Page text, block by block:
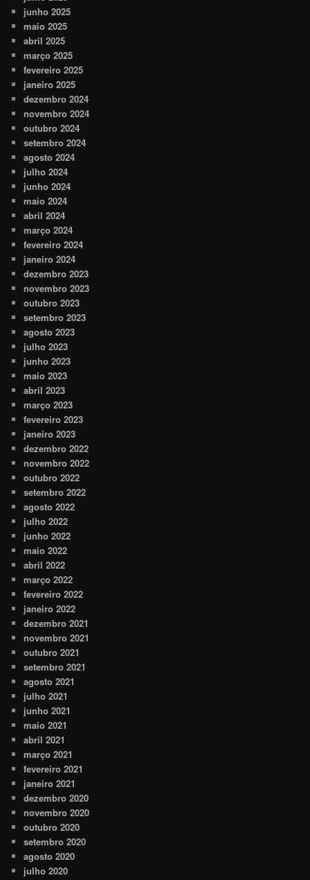
junho 2025
maio 2025
abril 2025
março 2025
fevereiro 2025
janeiro 2025
dezembro 2024
novembro 2024
outubro 2024
setembro 2024
agosto 2024
julho 2024
junho 2024
maio 2024
abril 2024
março 2024
fevereiro 2024
janeiro 2024
dezembro 2023
novembro 2023
outubro 2023
setembro 2023
agosto 2023
julho 2023
junho 2023
maio 2023
abril 2023
março 2023
fevereiro 2023
janeiro 2023
dezembro 2022
novembro 2022
outubro 2022
setembro 2022
agosto 2022
julho 2022
junho 2022
maio 2022
abril 2022
março 2022
fevereiro 2022
janeiro 2022
dezembro 2021
novembro 2021
outubro 2021
setembro 2021
agosto 2021
julho 2021
junho 2021
maio 2021
abril 2021
março 2021
fevereiro 2021
janeiro 2021
dezembro 2020
novembro 2020
outubro 2020
setembro 2020
agosto 2020
julho 2020